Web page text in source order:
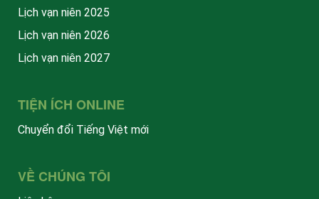
Lịch vạn niên 2025
Lịch vạn niên 2026
Lịch vạn niên 2027
TIỆN ÍCH ONLINE
Chuyển đổi Tiếng Việt mới
VỀ CHÚNG TÔI